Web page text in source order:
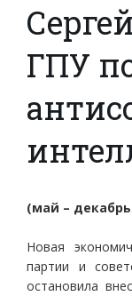
ГПУ
(май – декабрь
Новая
партии и
остановила